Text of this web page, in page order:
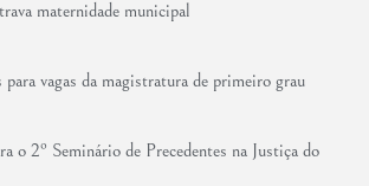
maternidade municipal
para vagas da magistratura de primeiro grau
o 2º Seminário de Precedentes na Justiça do